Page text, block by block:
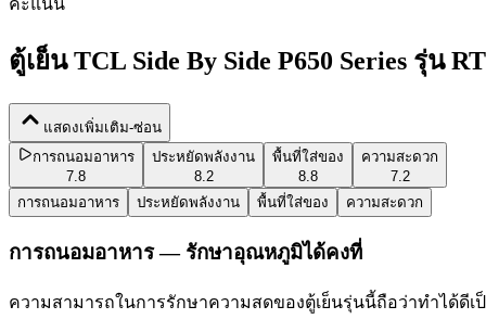
ตู้เย็น TCL Side By Side P650 Series รุ่น
แสดงเพิ่มเติม-ซ่อน
การถนอมอาหาร
7.8
ประหยัดพลังงาน
8.2
พื้นที่ใส่ของ
8.8
ความสะดวก
7.2
การถนอมอาหาร
ประหยัดพลังงาน พื้นที่ใส่ของ ความสะดวก
การถนอมอาหาร — รักษาอุณหภูมิได้คงที่
ความสามารถในการรักษาความสดของตู้เย็นรุ่นนี้ถือว่าทำได้ดี